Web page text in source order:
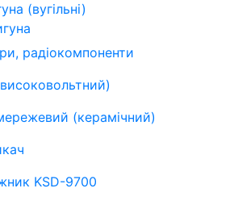
(вугільні)
радіокомпоненти
(керамічний)
KSD-9700